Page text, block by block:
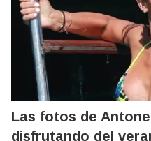
Las fotos de
disfrutando del